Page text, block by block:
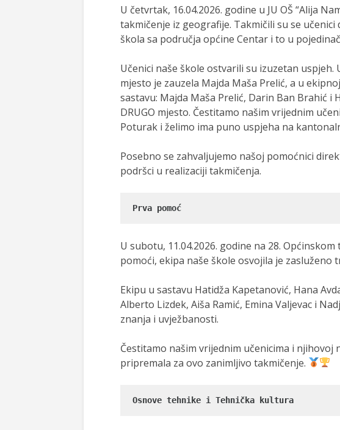
U četvrtak, 16.04.2026. godine u JU OŠ “Alija
takmičenje iz geografije. Takmičili su se
škola sa područja općine Centar i to u
Učenici naše škole ostvarili su izuzetan
mjesto je zauzela Majda Maša Prelić, a u
sastavu: Majda Maša Prelić, Darin Ban Brahić i
DRUGO mjesto. Čestitamo našim vrijednim
Poturak i želimo ima puno uspjeha na
Posebno se zahvaljujemo našoj pomoćnici
podršci u realizaciji takmičenja.
Prva pomoć
U subotu, 11.04.2026. godine na 28.
pomoći, ekipa naše škole osvojila je zasluženo
Ekipu u sastavu Hatidža Kapetanović, Hana
Alberto Lizdek, Aiša Ramić, Emina Valjevac i
znanja i uvježbanosti.
Čestitamo našim vrijednim učenicima i njihovoj
pripremala za ovo zanimljivo takmičenje.
Osnove tehnike i Tehnička kultura